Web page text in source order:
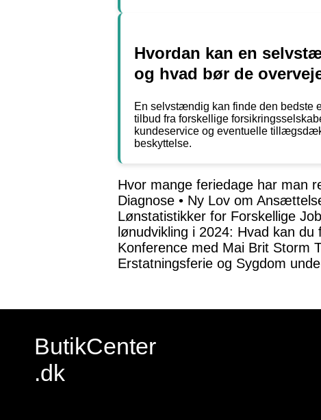
Hvordan kan en
og hvad bør de
En selvstændig kan finde den bedste
tilbud fra forskellige
kundeservice og eventuelle
beskyttelse.
Hvor mange feriedage har man
Diagnose • Ny Lov om
Lønstatistikker for Forskellige
lønudvikling i 2024: Hvad kan du
Konference med Mai Brit Storm
Erstatningsferie og Sygdom
ButikCenter
.dk